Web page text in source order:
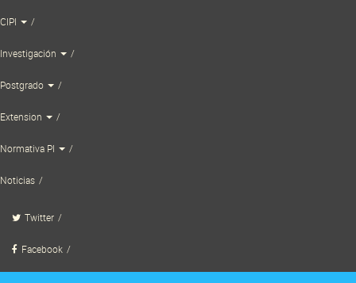
to
CIPI
Investigación
Postgrado
Extension
Normativa PI
Noticias
Twitter
Facebook